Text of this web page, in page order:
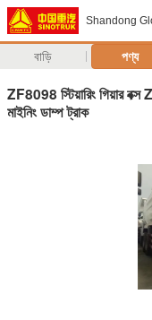
Shandong
বাড়ি পণ্য
ZF8098 স্টিয়ারিং গিয়ার
মাইনিং ডাম্প ট্রাক